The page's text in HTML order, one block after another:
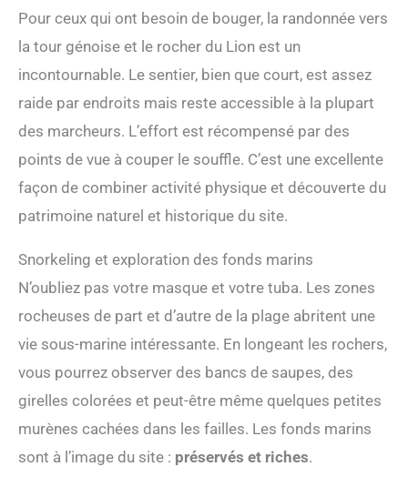
Pour ceux qui ont besoin de bouger, la randonnée vers
la tour génoise et le rocher du Lion est un
incontournable. Le sentier, bien que court, est assez
raide par endroits mais reste accessible à la plupart
des marcheurs. L’effort est récompensé par des
points de vue à couper le souffle. C’est une excellente
façon de combiner activité physique et découverte du
patrimoine naturel et historique du site.
Snorkeling et exploration des fonds marins
N’oubliez pas votre masque et votre tuba. Les zones
rocheuses de part et d’autre de la plage abritent une
vie sous-marine intéressante. En longeant les rochers,
vous pourrez observer des bancs de saupes, des
girelles colorées et peut-être même quelques petites
murènes cachées dans les failles. Les fonds marins
sont à l’image du site : préservés et riches.